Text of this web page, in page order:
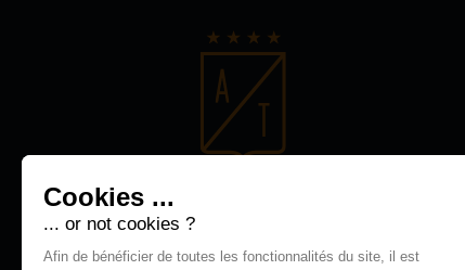
Cookies ...
... or not cookies ?
Afin de bénéficier de toutes les fonctionnalités du site, il est